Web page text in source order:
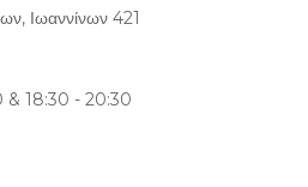
Ιωαννίνων 421
& 18:30 - 20:30